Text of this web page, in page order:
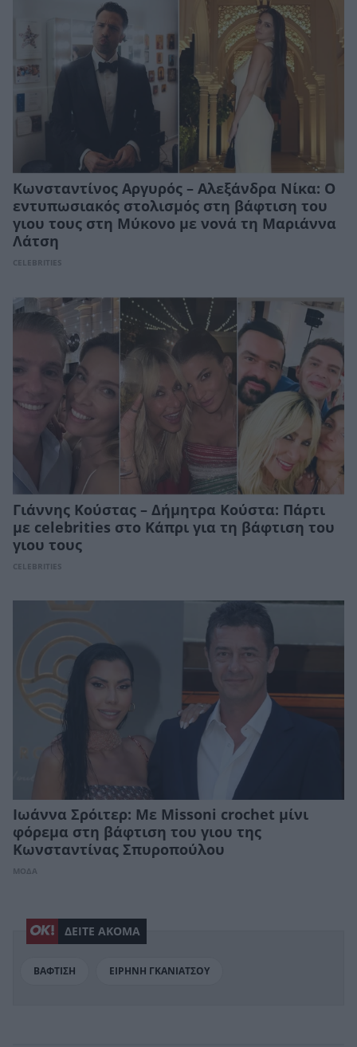
Κωνσταντίνος Αργυρός – Αλεξάνδρα Νίκα: Ο
εντυπωσιακός στολισμός στη βάφτιση του
γιου τους στη Μύκονο με νονά τη Μαριάννα
Λάτση
CELEBRITIES
Γιάννης Κούστας – Δήμητρα Κούστα: Πάρτι
με celebrities στο Κάπρι για τη βάφτιση του
γιου τους
CELEBRITIES
Ιωάννα Σρόιτερ: Με Missoni crochet μίνι
φόρεμα στη βάφτιση του γιου της
Κωνσταντίνας Σπυροπούλου
ΜΟΔΑ
ΔΕΙΤΕ ΑΚΟΜΑ
ΒΑΦΤΙΣΗ ΕΙΡΗΝΗ ΓΚΑΝΙΑΤΣΟΥ